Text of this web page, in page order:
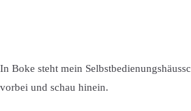
In Boke steht mein
vorbei und schau hinein.